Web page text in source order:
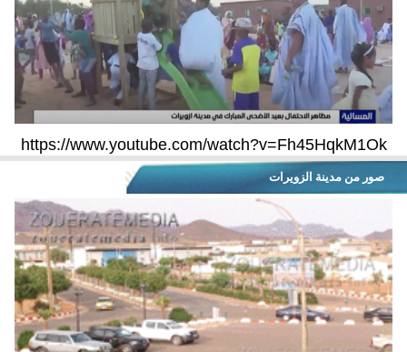
https://www.youtube.com/watch?v=Fh45HqkM1Ok
صور من مدينة الزويرات